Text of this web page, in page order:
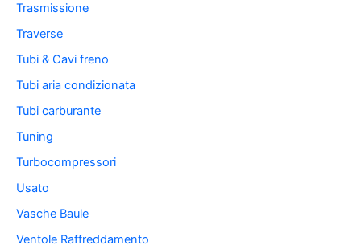
Trasmissione
Traverse
Tubi & Cavi freno
Tubi aria condizionata
Tubi carburante
Tuning
Turbocompressori
Usato
Vasche Baule
Ventole Raffreddamento